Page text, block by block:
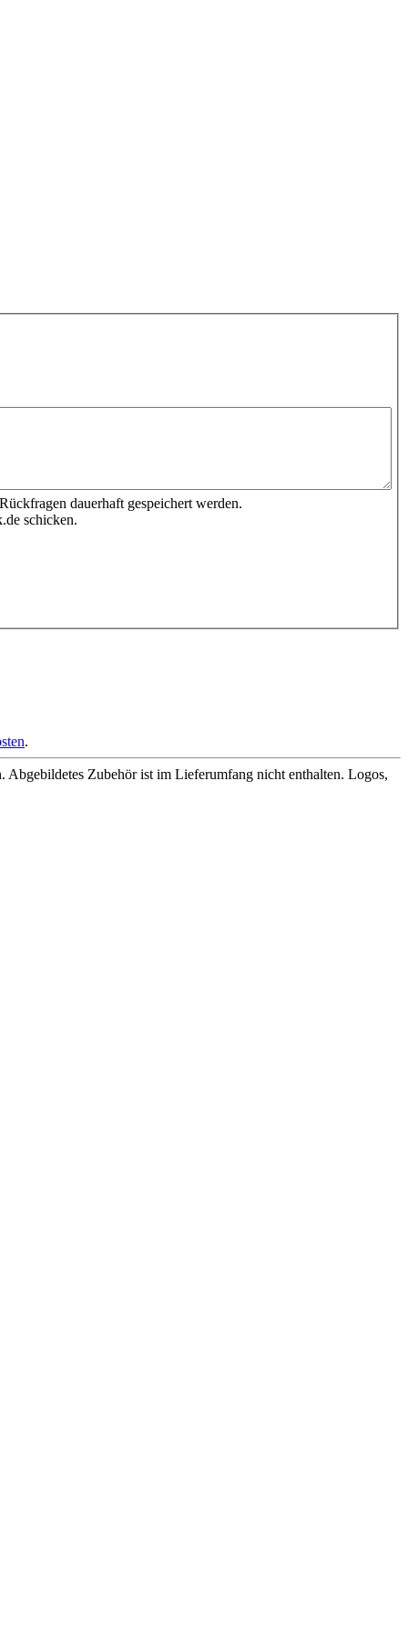
dauerhaft gespeichert werden.
schicken.
.
Zubehör ist im Lieferumfang nicht enthalten. Logos,